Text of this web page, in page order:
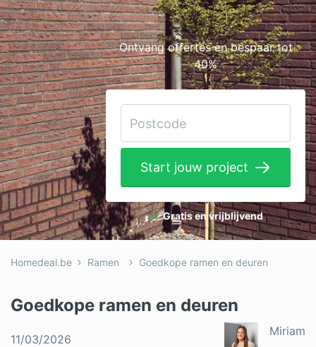
Asbest
Bestrating
Cv-ketels
Dakwerken
Elektricien
Gevelwerken
Glas
Hekwerken
Hovenier
Isolatie
Loodgieter
Ontvang offertes en bespaar tot
40%
Start jouw project
Gratis en vrijblijvend
Homedeal.be Ramen Goedkope ramen en deuren
Goedkope ramen en deuren
11/03/2026
Miriam